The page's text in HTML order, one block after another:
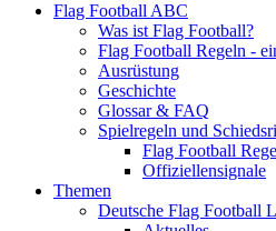
Flag Football ABC
Was ist Flag Football?
Flag Football Regeln -
Ausrüstung
Geschichte
Glossar & FAQ
Spielregeln und
Flag Football
Offiziellensignale
Themen
Deutsche Flag Football